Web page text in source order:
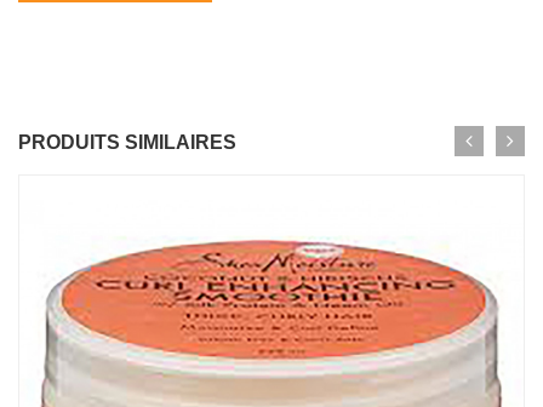
PRODUITS SIMILAIRES